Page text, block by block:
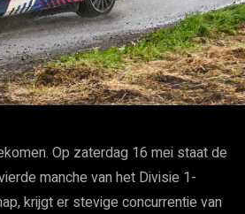
Op zaterdag 16 mei staat de
manche van het Divisie 1-
krijgt er stevige concurrentie van